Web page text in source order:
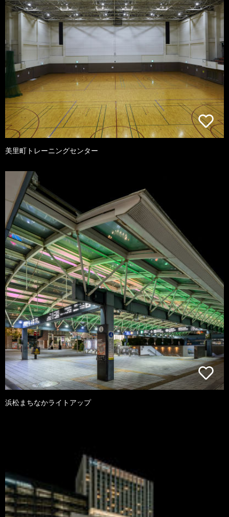
美里町トレーニングセンター
浜松まちなかライトアップ